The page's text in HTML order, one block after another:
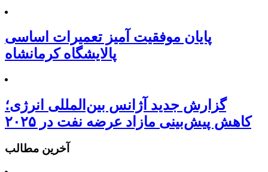
پایان موفقیت آمیز تعمیرات اساسی
پالایشگاه کرمانشاه
گزارش جدید آژانس بین‌المللی انرژی؛
کاهش پیش‌بینی مازاد عرضه نفت در ۲۰۲۵
آخرین مطالب